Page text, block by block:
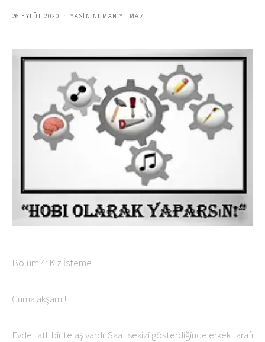
26 EYLÜL 2020 YASIN NUMAN YILMAZ
Bölüm 4: Kız İsteme!
Cuma akşamı!
Evde tatlı bir telaş vardı. Saat sekizi gösterdiğinde erkek tarafı